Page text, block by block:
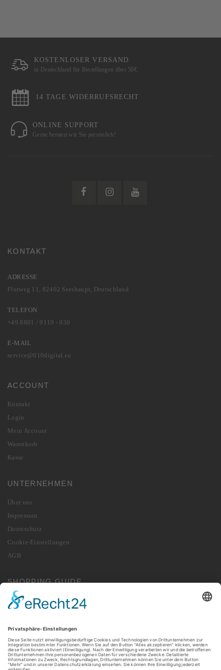
KOSTENLOSER VERSAND
in Deutschland für Bestellungen über 50€.
14 TAGE WIDERRUFSRECHT
ONLINE SUPPORT
Gerne beraten wir Sie persönlich!
KONTAKT
ADRESSE
Flurweg 11, 82402 Seeshaupt, Deutschland
TELEFON
+49 8801 / 9119 - 030
E-MAIL
service@010digital.eu
ACCOUNT
Kontakt
Login
Mein Account
Warenkorb
Kasse
UNTERNEHMEN
Über uns
Impressum
Datenschutz
Cookie-Einstellungen
AGB
SHOPPING GUIDE
Lieferung
Widerrufsbelehrung
Vertrag widerrufen